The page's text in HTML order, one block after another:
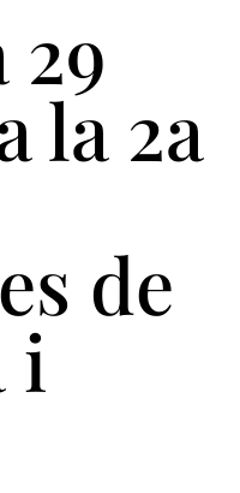
29
la 2a
de
i